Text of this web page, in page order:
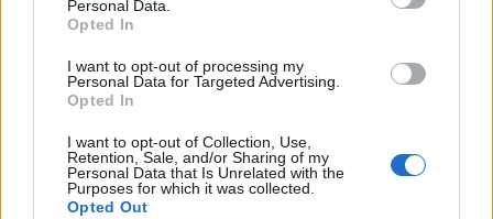
Personal Data.
Opted In
I want to opt-out of processing my
Personal Data for Targeted Advertising.
Opted In
I want to opt-out of Collection, Use,
Retention, Sale, and/or Sharing of my
Personal Data that Is Unrelated with the
Purposes for which it was collected.
Opted Out
πύλες του σε όλους
ESG Report 2025: Πώς η ΑΒ Βασιλόπουλος μετατρέπει τη